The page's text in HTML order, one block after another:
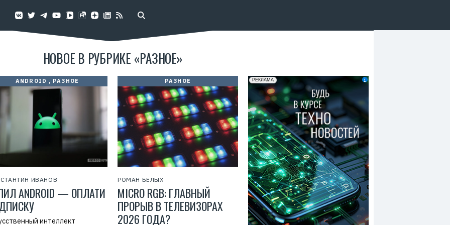
НОВОЕ В РУБРИКЕ «РАЗНОЕ»
ANDROID , РАЗНОЕ
ИВАНОВ
ANDROID — ОПЛАТИ
интеллект
РАЗНОЕ
РОМАН БЕЛЫХ
MICRO RGB: ГЛАВНЫЙ
ПРОРЫВ В ТЕЛЕВИЗОРАХ
2026 ГОДА?